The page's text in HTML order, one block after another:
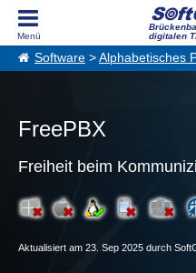
digitalen
Software > Alphabetisches
FreePBX
Freiheit beim
Aktualisiert am 23. Sep 2025 durch